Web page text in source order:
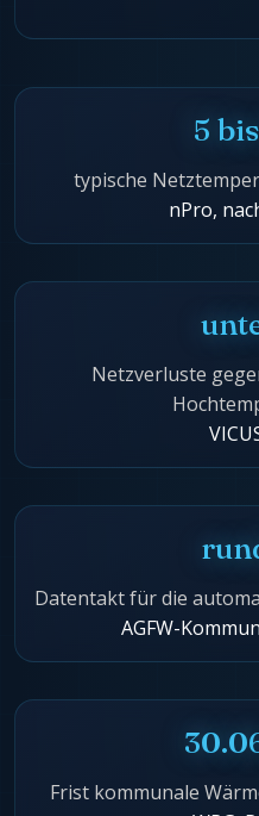
5
typische
nPro,
Netzverluste
Datentakt für die
AGFW-
Frist kommunale